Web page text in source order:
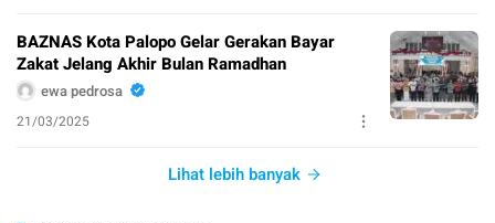
BAZNAS Kota Palopo Gelar Gerakan Bayar
Zakat Jelang Akhir Bulan Ramadhan
ewa pedrosa
21/03/2025
Lihat lebih banyak